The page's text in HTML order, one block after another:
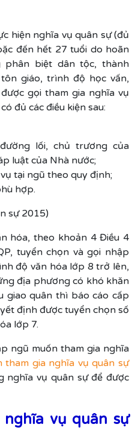
hiện nghĩa vụ quân sự (đủ
đến hết 27 tuổi do hoãn
phân biệt dân tộc, thành
giáo, trình độ học vấn,
gọi tham gia nghĩa vụ
đủ các điều kiện sau:
lối, chủ trương của
luật của Nhà nước;
tại ngũ theo quy định;
hợp.
sự 2015)
hóa, theo khoản 4 Điều 4
tuyển chọn và gọi nhập
độ văn hóa lớp 8 trở lên,
địa phương có khó khăn
giao quân thì báo cáo cấp
định được tuyển chọn số
lớp 7.
ngũ muốn tham gia nghĩa
tham gia nghĩa vụ quân sự
nghĩa vụ quân sự để được
vụ quân sự